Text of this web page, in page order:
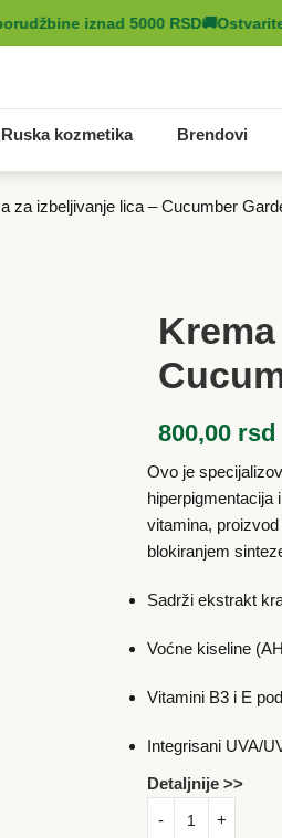
iznad 5000 RSD🚚Ostvarite
Ruska kozmetika Brendovi
za izbeljivanje lica – Cucumber
800,00 rsd
Ovo je
hiperpigmentacija
vitamina,
blokiranjem
Sadrži ekstrakt
Voćne kiseline
Vitamini B3 i E
Integrisani UVA/
Detaljnije >>